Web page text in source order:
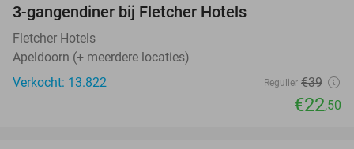
3-gangendiner bij Fletcher Hotels
Fletcher Hotels
Apeldoorn (+ meerdere locaties)
Verkocht: 13.822
Regulier €39
€22,50